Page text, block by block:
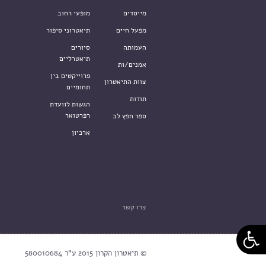
מייסדים
מפעל חיים
העמותה
אמנים/ות
צוות התיאטרון
תודות
ספר חפץ לב
מופעי רחוב
תיאטרוני סיפור
סיורים
תיאטרליים
פרוייקטים בין
תחומיים
הגשות לוועדת
רפרטואר
ארכיון
צרו קשר
© תיאטרון הקרון 2015 ע"ר 580010684